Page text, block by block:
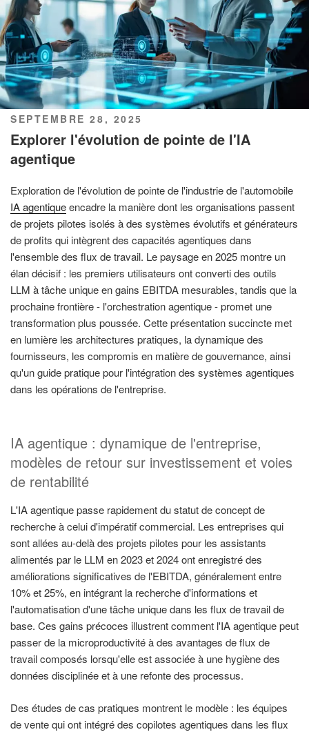
PUBLIÉ
LE
SEPTEMBRE 28, 2025
Explorer l'évolution de pointe de l'IA
agentique
Exploration de l'évolution de pointe de l'industrie de l'automobile
IA agentiqueencadre la manière dont les organisations passent
de projets pilotes isolés à des systèmes évolutifs et générateurs
de profits qui intègrent des capacités agentiques dans
l'ensemble des flux de travail. Le paysage en 2025 montre un
élan décisif : les premiers utilisateurs ont converti des outils
LLM à tâche unique en gains EBITDA mesurables, tandis que la
prochaine frontière - l'orchestration agentique - promet une
transformation plus poussée. Cette présentation succincte met
en lumière les architectures pratiques, la dynamique des
fournisseurs, les compromis en matière de gouvernance, ainsi
qu'un guide pratique pour l'intégration des systèmes agentiques
dans les opérations de l'entreprise.
IA agentique : dynamique de l'entreprise,
modèles de retour sur investissement et voies
de rentabilité
L'IA agentique passe rapidement du statut de concept de
recherche à celui d'impératif commercial. Les entreprises qui
sont allées au-delà des projets pilotes pour les assistants
alimentés par le LLM en 2023 et 2024 ont enregistré des
améliorations significatives de l'EBITDA, généralement entre
10% et 25%, en intégrant la recherche d'informations et
l'automatisation d'une tâche unique dans les flux de travail de
base. Ces gains précoces illustrent comment l'IA agentique peut
passer de la microproductivité à des avantages de flux de
travail composés lorsqu'elle est associée à une hygiène des
données disciplinée et à une refonte des processus.
Des études de cas pratiques montrent le modèle : les équipes
de vente qui ont intégré des copilotes agentiques dans les flux